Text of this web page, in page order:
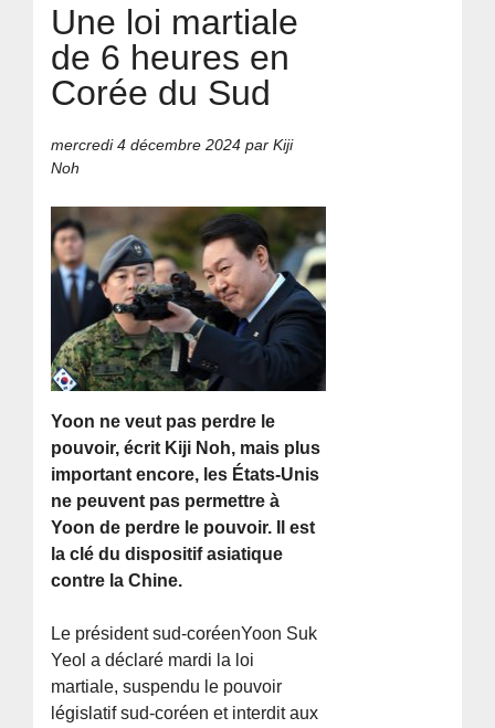
Une loi martiale
de 6 heures en
Corée du Sud
mercredi 4 décembre 2024 par Kiji
Noh
Yoon ne veut pas perdre le
pouvoir, écrit Kiji Noh, mais plus
important encore, les États-Unis
ne peuvent pas permettre à
Yoon de perdre le pouvoir. Il est
la clé du dispositif asiatique
contre la Chine.
Le président sud-coréenYoon Suk
Yeol a déclaré mardi la loi
martiale, suspendu le pouvoir
législatif sud-coréen et interdit aux